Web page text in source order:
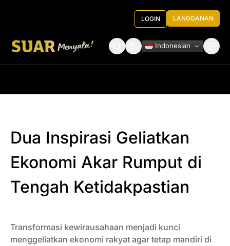
LOGIN LANGGANAN
Indonesian
Dua Inspirasi Geliatkan
Ekonomi Akar Rumput di
Tengah Ketidakpastian
Transformasi kewirausahaan menjadi kunci
menggeliatkan ekonomi rakyat agar tetap mandiri di